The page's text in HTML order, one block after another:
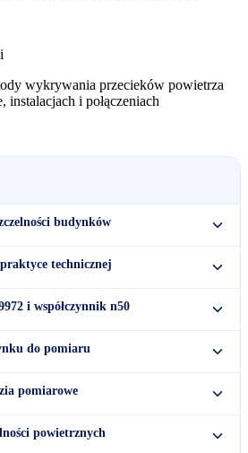
wykrywania przecieków powietrza
instalacjach i połączeniach
budynków
technicznej
i współczynnik n50
do pomiaru
pomiarowe
powietrznych